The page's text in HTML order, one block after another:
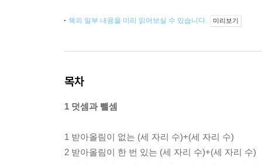
책의 일부 내용을 미리 읽어보실 수 있습니다. 미리보기
목차
1 덧셈과 뺄셈
1 받아올림이 없는 (세 자리 수)+(세 자리 수)
2 받아올림이 한 번 있는 (세 자리 수)+(세 자리 수)